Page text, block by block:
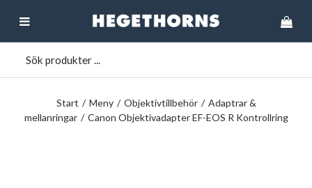
Start / Meny / Objektivtillbehör / Adaptrar &
mellanringar / Canon Objektivadapter EF-EOS R Kontrollring